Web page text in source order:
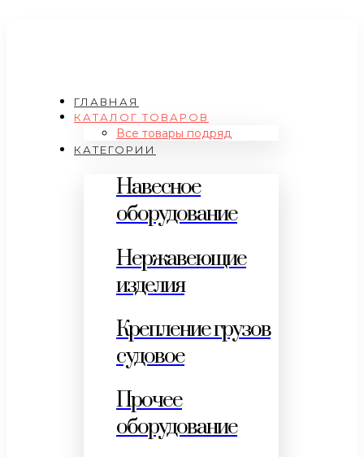
ГЛАВНАЯ
КАТАЛОГ ТОВАРОВ
Все товары подряд
КАТЕГОРИИ
Навесное
оборудование
Нержавеющие
изделия
Крепление грузов
судовое
Прочее
оборудование